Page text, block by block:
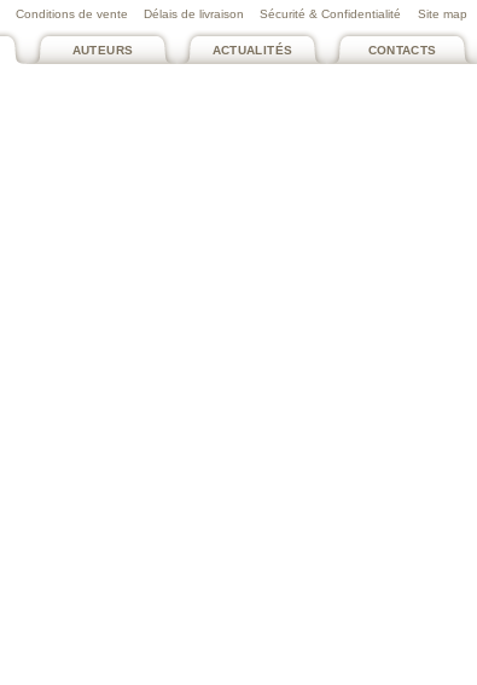
Site map
Conditions de vente Délais de livraison Sécurité & Confidentialité
CONTACTS
ACTUALITÉS
AUTEURS